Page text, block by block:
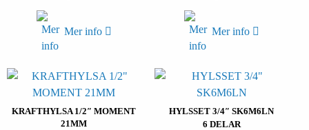
Mer info Mer info
KRAFTHYLSA 1/2″ MOMENT
21MM
HYLSSET 3/4″ SK6M6LN
6 DELAR